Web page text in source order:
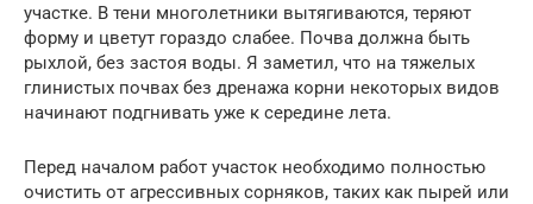
участке. В тени многолетники вытягиваются, теряют
форму и цветут гораздо слабее. Почва должна быть
рыхлой, без застоя воды. Я заметил, что на тяжелых
глинистых почвах без дренажа корни некоторых видов
начинают подгнивать уже к середине лета.
Перед началом работ участок необходимо полностью
очистить от агрессивных сорняков, таких как пырей или